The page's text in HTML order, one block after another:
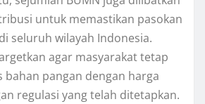
untuk memastikan pasokan
seluruh wilayah Indonesia.
agar masyarakat tetap
bahan pangan dengan harga
regulasi yang telah ditetapkan.